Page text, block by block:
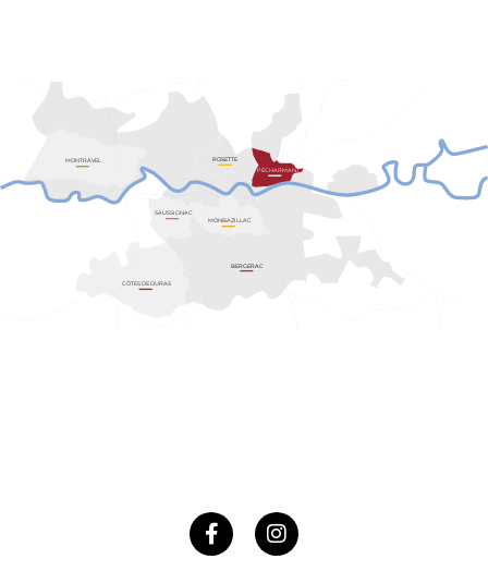
MONTRAVEL
SAUSSIGNAC
CÔTES DE DURAS
MONBAZILLAC
ROSETTE
PÉCHARMANT
BERGERAC